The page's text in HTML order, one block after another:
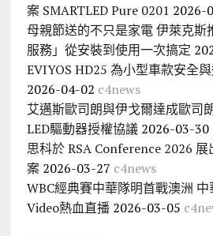
案 SMARTLED Pure 0201 2026-
母親節送的不只是家電 伊萊克斯
服務」從安裝到使用一次搞定
EVIYOS HD25 為小型車款安全
2026-04-02 c4news
艾邁斯歐司朗與伊戈爾達成歐司
LED驅動器授權協議 2026-03-30
思科於 RSA Conference 2026
案 2026-03-27 c4news
WBC經典賽中華隊明首戰澳洲
Video熱血直播 2026-03-05